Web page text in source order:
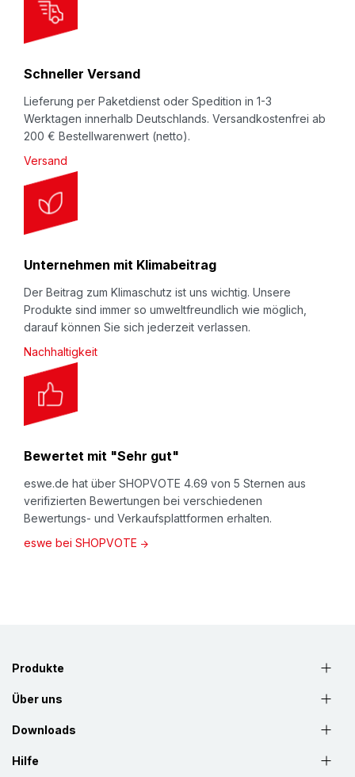
mit bestimmten Mindestmengen und Lieferzeiten
verbunden ist.
UnterKonfektionsservice
Sonderlösung zeigen wir Ihnen einige Beispiele
kundenindividueller, praxisbewährter Lösungen. Wir
beraten Sie gerne und freuen uns auf Ihren
Anruf:+49 (0) 7045 / 9620-0
Mail:nomapack@eswe.de
Beachten Sie auch unseren Video-Kanal
SchaumprofilNOMAPACK®„O pre-slit”(in
Längsrichtung angeschlitzt): Zum Schutz von i.d.R.
runden bzw. zylindrischen, hochwertigen, kratz-
oder bruchempfindlichen Teilen beim Lagern oder
Transport (innerbetrieblich oder beim Versand).
Ausführung "pre-slit", d.h. Schaumprofile sind
das Profil einmalig, komplett geöffnet werden kann.
Damit auch bestens geeigenet als Kantenschutz, da
sehr guter Halt durch natürliche Klemmkraft.
Meterware zum Selbstablängen - Kostengünstig
und Wiederverwendbar.
e
r
Schneller Versand
Lieferung per Paketdienst oder Spedition in 1-3
Werktagen innerhalb Deutschlands. Versandkostenfrei ab
200 € Bestellwarenwert (netto).
Versand
Unternehmen mit Klimabeitrag
Der Beitrag zum Klimaschutz ist uns wichtig. Unsere
Produkte sind immer so umweltfreundlich wie möglich,
darauf können Sie sich jederzeit verlassen.
Nachhaltigkeit
Bewertet mit "Sehr gut"
eswe.de hat über SHOPVOTE 4.69 von 5 Sternen aus
verifizierten Bewertungen bei verschiedenen
Bewertungs- und Verkaufsplattformen erhalten.
eswe bei SHOPVOTE
Produkte
Über uns
Downloads
Hilfe